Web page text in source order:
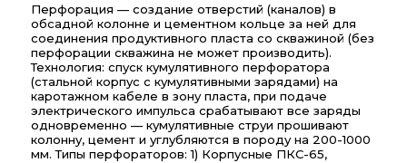
Перфорация — создание отверстий (каналов) в
обсадной колонне и цементном кольце за ней для
соединения продуктивного пласта со скважиной (без
перфорации скважина не может производить).
Технология: спуск кумулятивного перфоратора
(стальной корпус с кумулятивными зарядами) на
каротажном кабеле в зону пласта, при подаче
электрического импульса срабатывают все заряды
одновременно — кумулятивные струи прошивают
колонну, цемент и углубляются в породу на 200-1000
мм. Типы перфораторов: 1) Корпусные ПКС-65,